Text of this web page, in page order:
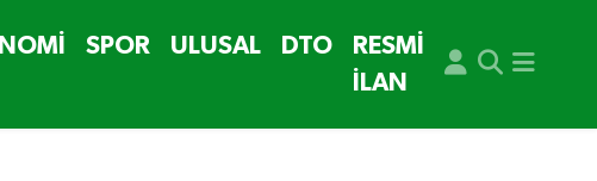
SPOR ULUSAL DTO
RESMİ
İLAN